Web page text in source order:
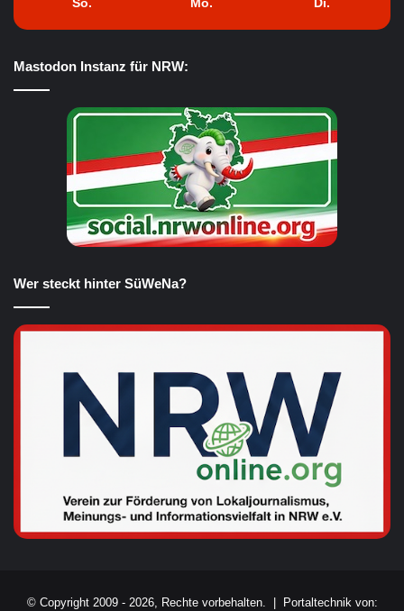
Mastodon Instanz für NRW:
Wer steckt hinter SüWeNa?
© Copyright 2009 - 2026, Rechte vorbehalten. | Portaltechnik von: